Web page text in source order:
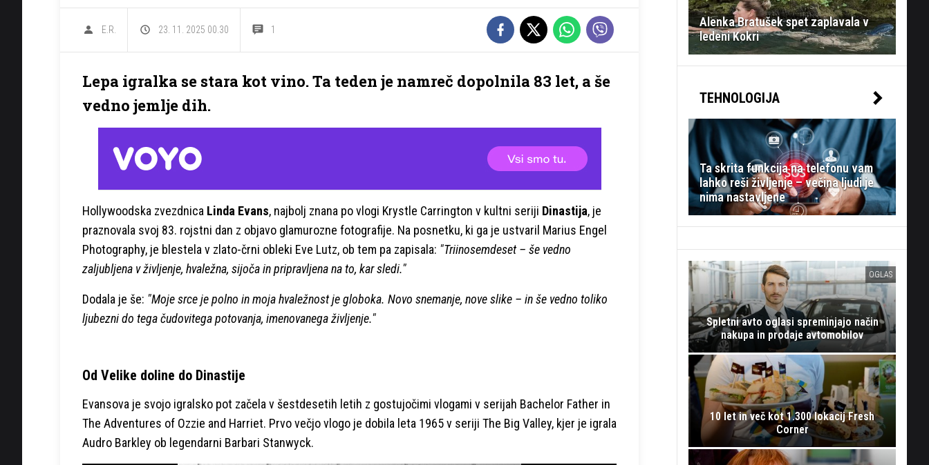
E.R. 23. 11. 2025 00.30 1
Lepa igralka se stara kot vino. Ta teden je namreč dopolnila 83 let, a še
vedno jemlje dih.
Hollywoodska zvezdnica Linda Evans, najbolj znana po vlogi Krystle Carrington v kultni seriji Dinastija, je
praznovala svoj 83. rojstni dan z objavo glamurozne fotografije. Na posnetku, ki ga je ustvaril Marius Engel
Photography, je blestela v zlato-črni obleki Eve Lutz, ob tem pa zapisala: "Triinosemdeset – še vedno
zaljubljena v življenje, hvaležna, sijoča in pripravljena na to, kar sledi."
Dodala je še: "Moje srce je polno in moja hvaležnost je globoka. Novo snemanje, nove slike – in še vedno toliko
ljubezni do tega čudovitega potovanja, imenovanega življenje."
Od Velike doline do Dinastije
Evansova je svojo igralsko pot začela v šestdesetih letih z gostujočimi vlogami v serijah Bachelor Father in
The Adventures of Ozzie and Harriet. Prvo večjo vlogo je dobila leta 1965 v seriji The Big Valley, kjer je igrala
Audro Barkley ob legendarni Barbari Stanwyck.
Alenka Bratušek spet zaplavala v
ledeni Kokri
TEHNOLOGIJA
Ta skrita funkcija na telefonu vam
lahko reši življenje – večina ljudi je
nima nastavljene
OGLAS
Spletni avto oglasi spreminjajo način
nakupa in prodaje avtomobilov
10 let in več kot 1.300 lokacij Fresh
Corner